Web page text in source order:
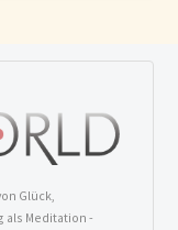
Glück,
als Meditation -